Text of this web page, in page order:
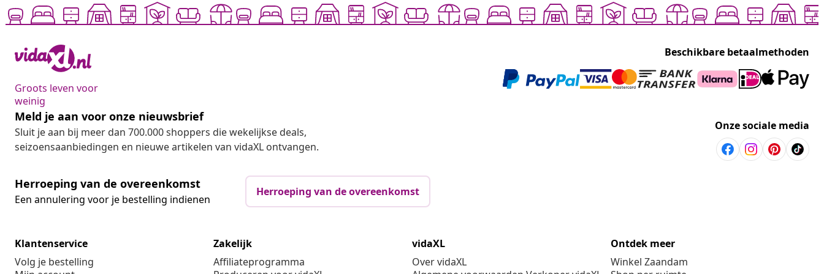
Groots leven voor
weinig
Beschikbare betaalmethoden
Meld je aan voor onze nieuwsbrief
Sluit je aan bij meer dan 700.000 shoppers die wekelijkse deals,
seizoensaanbiedingen en nieuwe artikelen van vidaXL ontvangen.
Onze sociale media
Herroeping van de overeenkomst
Een annulering voor je bestelling indienen
Herroeping van de overeenkomst
Klantenservice
Volg je bestelling
Zakelijk
Affiliateprogramma
vidaXL
Over vidaXL
Ontdek meer
Winkel Zaandam